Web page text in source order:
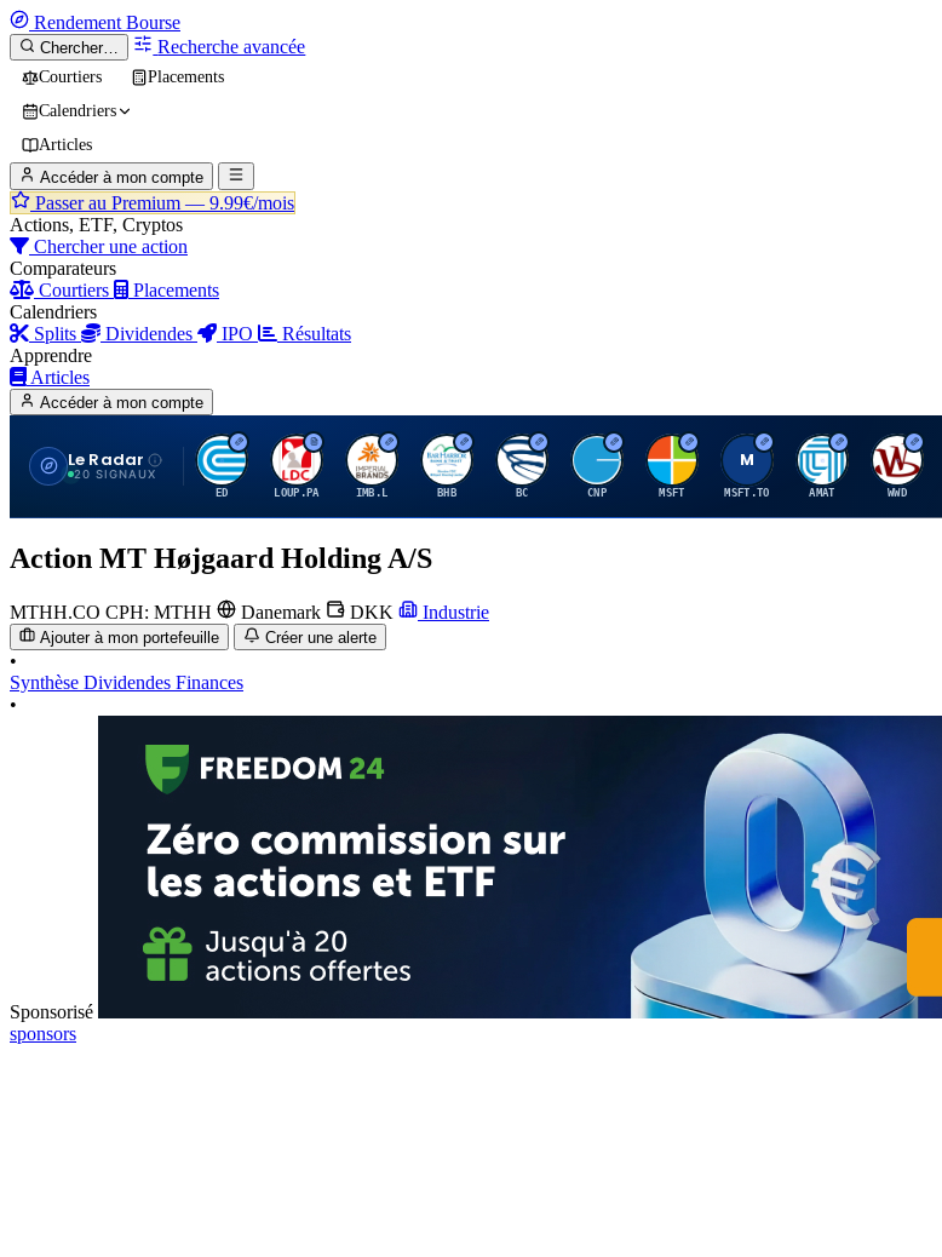
Rendement Bourse
Chercher… Recherche avancée
Courtiers
Placements
Calendriers
Articles
Accéder à mon compte
Passer au Premium — 9.99€/mois
Actions, ETF, Cryptos
Chercher une action
Comparateurs
Courtiers
Placements
Calendriers
Splits
Dividendes IPO
Résultats
Apprendre
Articles
Accéder à mon compte
Le Radar
20 SIGNAUX
C
ED
L
LOUP.PA
I
IMB.L
B
BHB
B
BC
C
CNP
M
MSFT
M
MSFT.TO
A
AMAT
W
WWD
Action MT Højgaard Holding A/S
MTHH.CO CPH: MTHH Danemark DKK Industrie
Ajouter à mon portefeuille Créer une alerte
•
Synthèse Dividendes Finances
•
Sponsorisé
sponsors